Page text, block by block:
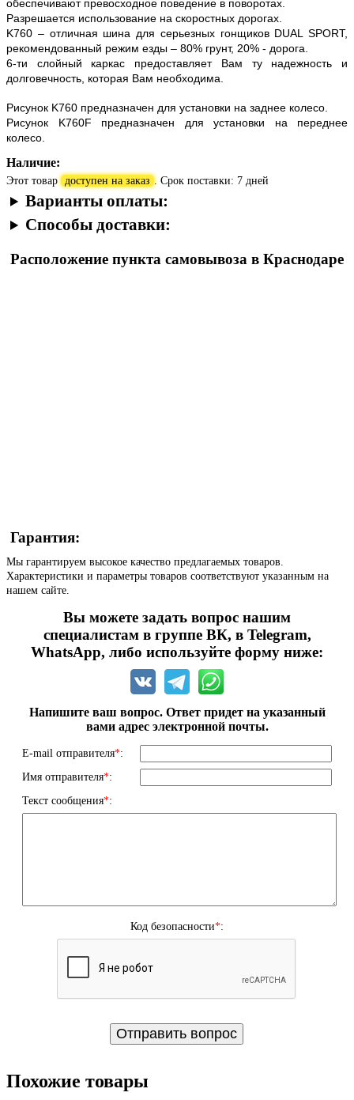
обеспечивают превосходное поведение в поворотах.
Разрешается использование на скоростных дорогах.
K760 – отличная шина для серьезных гонщиков DUAL SPORT,
рекомендованный режим езды – 80% грунт, 20% - дорога.
6-ти слойный каркас предоставляет Вам ту надежность и
долговечность, которая Вам необходима.
Рисунок K760 предназначен для установки на заднее колесо.
Рисунок K760F предназначен для установки на переднее
колесо.
Наличие:
Этот товар доступен на заказ . Срок поставки: 7 дней
Варианты оплаты:
Способы доставки:
Расположение пункта самовывоза в Краснодаре
Гарантия:
Мы гарантируем высокое качество предлагаемых товаров.
Характеристики и параметры товаров соответствуют указанным на
нашем сайте.
Вы можете задать вопрос нашим
специалистам в группе ВК, в Telegram,
WhatsApp, либо используйте форму ниже:
Напишите ваш вопрос. Ответ придет на указанный
вами адрес электронной почты.
E-mail отправителя*:
Имя отправителя*:
Текст сообщения*:
Код безопасности*:
Похожие товары